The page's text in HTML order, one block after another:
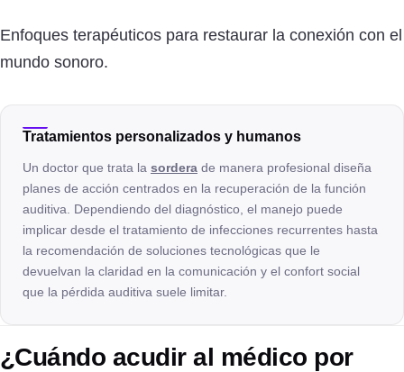
Enfoques terapéuticos para restaurar la conexión con el
mundo sonoro.
Tratamientos personalizados y humanos
Un doctor que trata la sordera de manera profesional diseña
planes de acción centrados en la recuperación de la función
auditiva. Dependiendo del diagnóstico, el manejo puede
implicar desde el tratamiento de infecciones recurrentes hasta
la recomendación de soluciones tecnológicas que le
devuelvan la claridad en la comunicación y el confort social
que la pérdida auditiva suele limitar.
¿Cuándo acudir al médico por